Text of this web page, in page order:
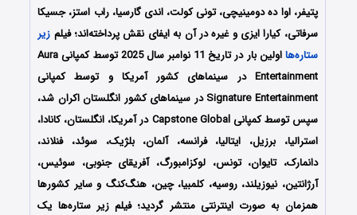
پتیفر، اوا ده دومینیچی، تونی کولت، اندی گارسیا، راب استز، جسیکا
سرفاتی، کیارا ایزیو غیره در آن به ایفای نقش پرداخته‌اند؛ فیلم زیر
ستاره‌ها
اولین بار در تاریخ 11 نوامبر سال 2025 توسط کمپانی Aura
Entertainment در سینماهای کشور آمریکا و توسط کمپانی
Signature Entertainment در سینماهای کشور انگلستان اکران شد،
سپس
توسط کمپانی Capstone Global در آمریکا، انگلستان، کانادا،
استرالیا، برزیل، ایتالیا، فرانسه، آلمان، بلژیک، سوئد، فنلاند،
دانمارک، تایوان، تونس، لوکزامبورگ، آفریقای جنوبی، سوئیس،
آرژانتین، نیوزیلند، روسیه، کلمبیا، چین، هنگ‌کنگ و سایر کشورها
همزمان به صورت اینترنتی منتشر گردید؛فیلم زیر ستاره‌ها یک